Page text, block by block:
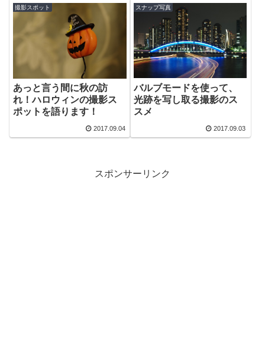
撮影スポット
あっと言う間に秋の訪
れ！ハロウィンの撮影ス
ポットを語ります！
2017.09.04
スナップ写真
バルブモードを使って、
光跡を写し取る撮影のス
スメ
2017.09.03
スポンサーリンク